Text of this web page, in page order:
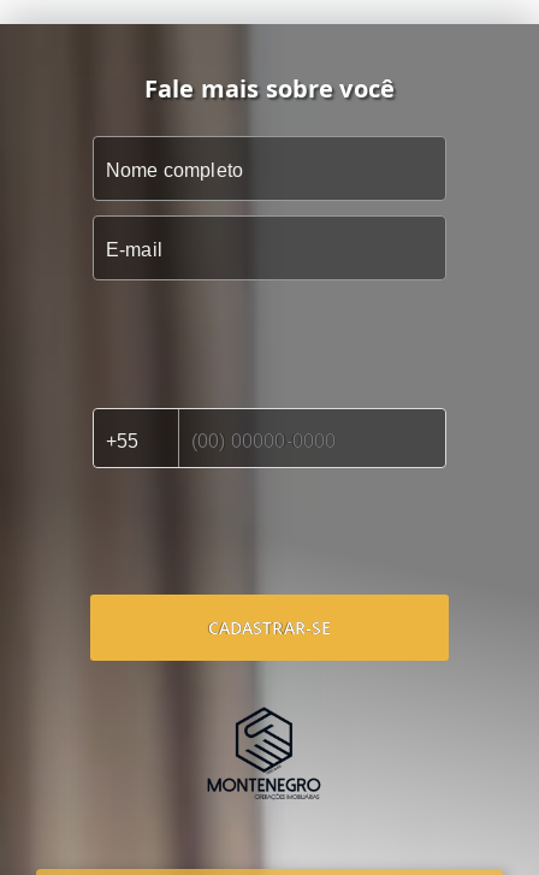
Fale mais sobre você
CADASTRAR-SE